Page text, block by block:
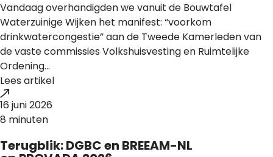
Vandaag overhandigden we vanuit de Bouwtafel
Waterzuinige Wijken het manifest: “voorkom
drinkwatercongestie” aan de Tweede Kamerleden van
de vaste commissies Volkshuisvesting en Ruimtelijke
Ordening...
Lees artikel
16 juni 2026
8 minuten
Terugblik: DGBC en BREEAM-NL